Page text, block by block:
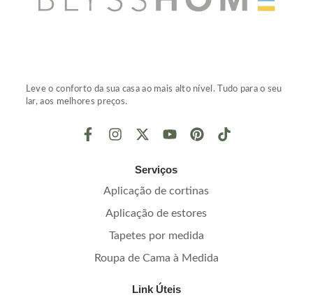
Leve o conforto da sua casa ao mais alto nível. Tudo para o seu
lar, aos melhores preços.
Serviços
Aplicação de cortinas
Aplicação de estores
Tapetes por medida
Roupa de Cama à Medida
Link Úteis